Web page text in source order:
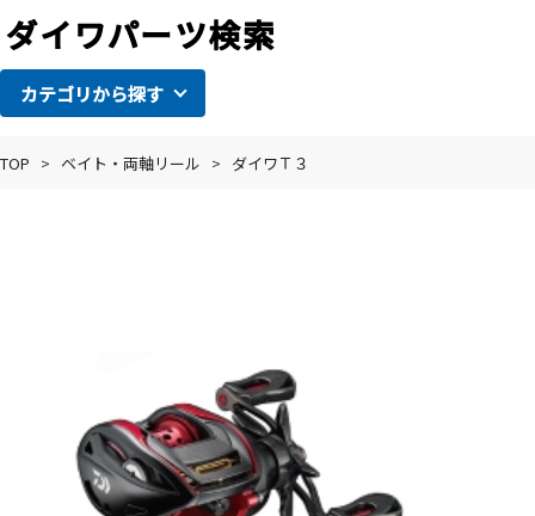
カテゴリから探す
TOP > ベイト・両軸リール > ダイワＴ３